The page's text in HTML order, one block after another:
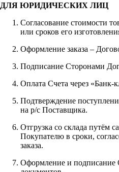
ДЛЯ ЮРИДИЧЕСКИХ ЛИЦ
Согласование стоимости
или сроков его
Оформление заказа –
Подписание Сторонами
Оплата Счета через «Банк-
Подтверждение
на р/с Поставщика.
Отгрузка со склада путём
Покупателю в сроки,
заказа.
Оформление и подписание